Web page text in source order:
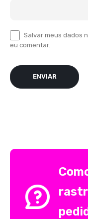
Salvar meus dados
eu comentar.